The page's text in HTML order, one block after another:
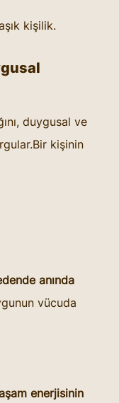
kişilik.
duygusal ve
kişinin
anında
vücuda
enerjisinin